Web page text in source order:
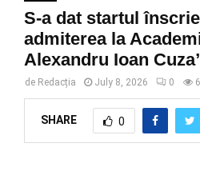
S-a dat startul
admiterea la
Alexandru Ioan
de Redacția July 8, 2026 0
SHARE 0